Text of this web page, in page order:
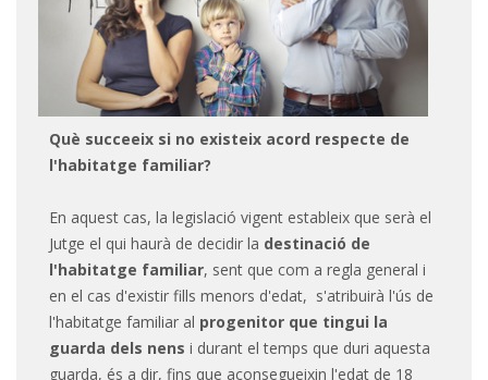
Què succeeix si no existeix acord respecte de
l'habitatge familiar?
En aquest cas, la legislació vigent estableix que serà el
Jutge el qui haurà de decidir la destinació de
l'habitatge familiar, sent que com a regla general i
en el cas d'existir fills menors d'edat, s'atribuirà l'ús de
l'habitatge familiar al progenitor que tingui la
guarda dels nens i durant el temps que duri aquesta
guarda, és a dir, fins que aconsegueixin l'edat de 18